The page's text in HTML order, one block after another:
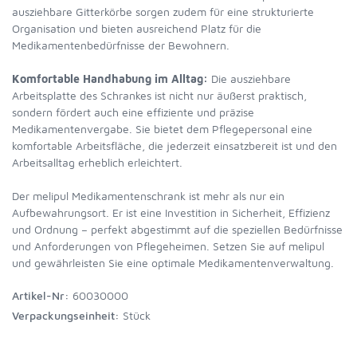
ausziehbare Gitterkörbe sorgen zudem für eine strukturierte
Organisation und bieten ausreichend Platz für die
Medikamentenbedürfnisse der Bewohnern.
Komfortable Handhabung im Alltag: Die ausziehbare
Arbeitsplatte des Schrankes ist nicht nur äußerst praktisch,
sondern fördert auch eine effiziente und präzise
Medikamentenvergabe. Sie bietet dem Pflegepersonal eine
komfortable Arbeitsfläche, die jederzeit einsatzbereit ist und den
Arbeitsalltag erheblich erleichtert.
Der melipul Medikamentenschrank ist mehr als nur ein
Aufbewahrungsort. Er ist eine Investition in Sicherheit, Effizienz
und Ordnung – perfekt abgestimmt auf die speziellen Bedürfnisse
und Anforderungen von Pflegeheimen. Setzen Sie auf melipul
und gewährleisten Sie eine optimale Medikamentenverwaltung.
Artikel-Nr: 60030000
Verpackungseinheit: Stück